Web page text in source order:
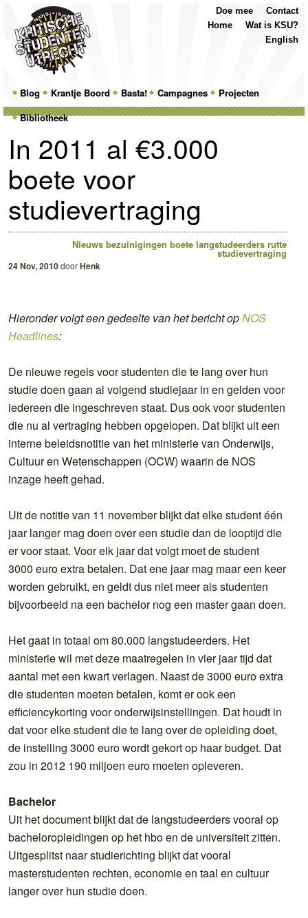
MainSkip
to
primary
Skip
to
secondary
Blog Krantje Boord Basta! Campagnes
Projecten
Bibliotheek
Contact
Doe mee
Wat is KSU?
Home
English
In 2011 al €3.000
boete voor
studievertraging
Nieuws bezuinigingen boete langstudeerders rutte
studievertraging
24 Nov, 2010doorHenk
Hieronder volgt een gedeelte van het bericht opNOS
Headlines:
De nieuwe regels voor studenten die te lang over hun
studie doen gaan al volgend studiejaar in en gelden voor
iedereen die ingeschreven staat. Dus ook voor studenten
die nu al vertraging hebben opgelopen. Dat blijkt uit een
interne beleidsnotitie van het ministerie van Onderwijs,
Cultuur en Wetenschappen (OCW) waarin de NOS
inzage heeft gehad.
Uit de notitie van 11 november blijkt dat elke student één
jaar langer mag doen over een studie dan de looptijd die
er voor staat. Voor elk jaar dat volgt moet de student
3000 euro extra betalen. Dat ene jaar mag maar een keer
worden gebruikt, en geldt dus niet meer als studenten
bijvoorbeeld na een bachelor nog een master gaan doen.
Het gaat in totaal om 80.000 langstudeerders. Het
ministerie wil met deze maatregelen in vier jaar tijd dat
aantal met een kwart verlagen. Naast de 3000 euro extra
die studenten moeten betalen, komt er ook een
efficiencykorting voor onderwijsinstellingen. Dat houdt in
dat voor elke student die te lang over de opleiding doet,
de instelling 3000 euro wordt gekort op haar budget. Dat
zou in 2012 190 miljoen euro moeten opleveren.
Bachelor
Uit het document blijkt dat de langstudeerders vooral op
bacheloropleidingen op het hbo en de universiteit zitten.
Uitgesplitst naar studierichting blijkt dat vooral
masterstudenten rechten, economie en taal en cultuur
langer over hun studie doen.